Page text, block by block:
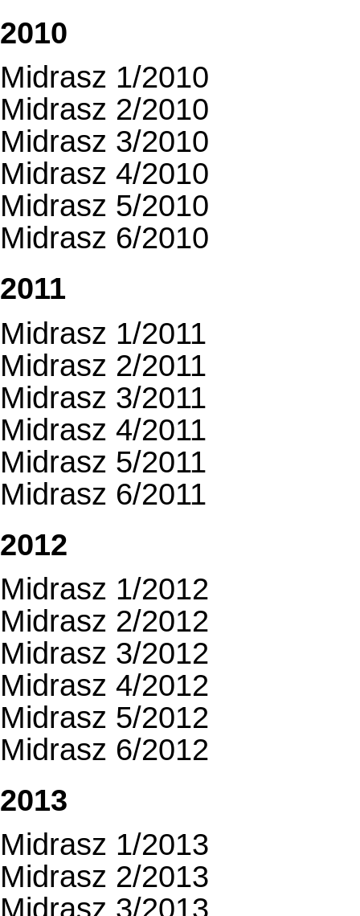
2010
Midrasz 1/2010
Midrasz 2/2010
Midrasz 3/2010
Midrasz 4/2010
Midrasz 5/2010
Midrasz 6/2010
2011
Midrasz 1/2011
Midrasz 2/2011
Midrasz 3/2011
Midrasz 4/2011
Midrasz 5/2011
Midrasz 6/2011
2012
Midrasz 1/2012
Midrasz 2/2012
Midrasz 3/2012
Midrasz 4/2012
Midrasz 5/2012
Midrasz 6/2012
2013
Midrasz 1/2013
Midrasz 2/2013
Midrasz 3/2013